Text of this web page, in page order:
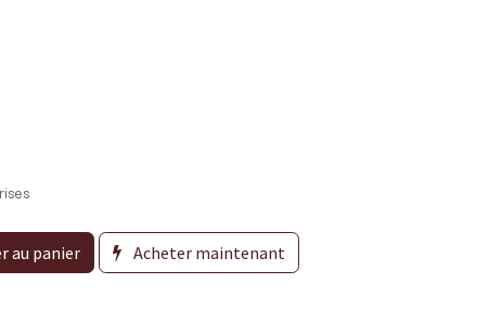
au panier Acheter maintenant